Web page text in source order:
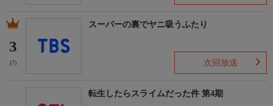
3
(7)
スーパーの裏でヤニ吸うふたり
次回放送
転生したらスライムだった件 第4期